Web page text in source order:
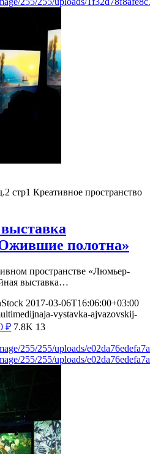
стр1 Креативное пространство
полотна»
пространстве «Люмьер-
выставка…
2017-03-06T16:06:00+03:00
vystavka-ajvazovskij-
₽ 7.8K 13
255/255/uploads/
255/255/uploads/